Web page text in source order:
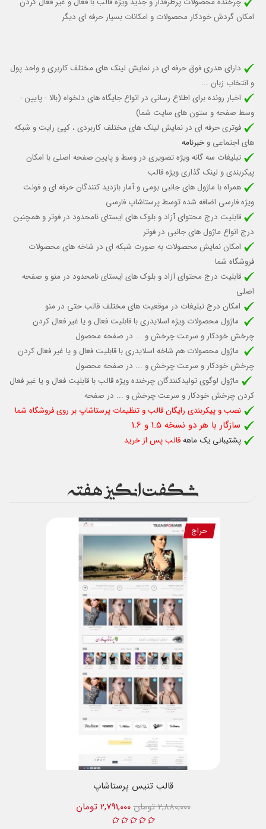
امکان گردش خودکار محصولات و امکانات بسیار حرفه ای دیگر
دارای هدری فوق حرفه ای در نمایش لینک های مختلف کاربری و واحد پول
و انتخاب زبان ...
اخبار رونده برای اطلاع رسانی در انواع جایگاه های دلخواه (بالا - پایین -
وسط صفحه و ستون های سایت شما)
فوتری حرفه ای در نمایش لینک های مختلف کاربردی ، کپی رایت و شبکه
های اجتماعی و خبرنامه
تبلیغات سه گانه ویژه تصویری در وسط و پایین صفحه اصلی با امکان
پیکربندی و لینک گذاری ویژه قالب
همراه با ماژول های جانبی بومی و آمار بازدید کنندگان حرفه ای و فونت
ویژه فارسی اضافه شده توسط پرستاشاپ فارسی
قابلیت درج محتوای آزاد و بلوک های ایستای نامحدود در فوتر و همچنین
درج انواع ماژول های جانبی در فوتر
امکان نمایش محصولات به صورت شبکه ای در شاخه های محصولات
فروشگاه شما
قابلیت درج محتوای آزاد و بلوک های ایستای نامحدود در منو و صفحه
اصلی
امکان درج تبلیغات در موقعیت های مختلف قالب حتی در منو
ماژول محصولات ویژه اسلایدری با قابلیت فعال و یا غیر فعال کردن
چرخش خودکار و سرعت چرخش و ... در صفحه محصول
ماژول محصولات هم شاخه اسلایدری با قابلیت فعال و یا غیر فعال کردن
چرخش خودکارو سرعت چرخش و ... در صفحه محصول
ماژول لوگوی تولیدکنندگان چرخنده ویژه قالب با قابلیت فعال و یا غیر فعال
کردن چرخش خودکارو سرعت چرخش و ... در صفحه
نصب و پیکربندی رایگان قالب و تنظیمات پرستاشاپ بر روی فروشگاه شما
سازگار با هر دو نسخه 1.5 و 1.6
پشتیبانی یک ماههقالب پس از خرید
شگفت انگیز هفته
حراج
قالب تنیس پرستاشاپ
2,791,000 تومان
2,880,000 تومان